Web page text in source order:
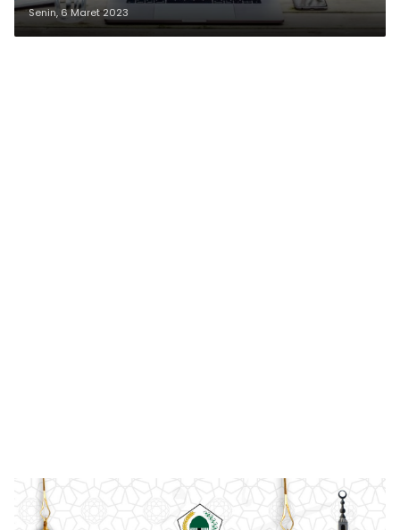
Senin, 6 Maret 2023